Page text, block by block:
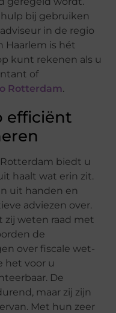
bij gebruiken
in de regio
Haarlem is hét
kunt rekenen als u
of
Rotterdam.
efficiënt
biedt u
haalt wat erin zit.
uit handen en
adviezen over.
zij weten raad met
de
over fiscale wet-
het voor u
De
maar zij zijn
Met hun zeer